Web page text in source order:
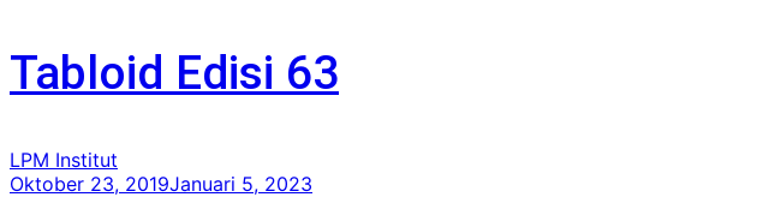
Tabloid Edisi 63
LPM Institut
Oktober 23, 2019Januari 5, 2023